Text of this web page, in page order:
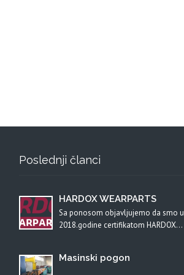
Poslednji članci
HARDOX WEARPARTS
Sa ponosom objavljujemo da smo u
2018.godine certifikatom HARDOX…
Masinski pogon